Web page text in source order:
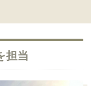
担当